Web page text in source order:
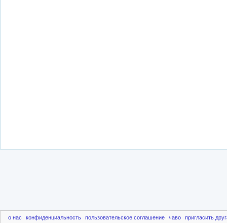
о нас конфиденциальность пользовательское соглашение чаво пригласить